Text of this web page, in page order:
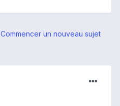
Commencer un nouveau sujet